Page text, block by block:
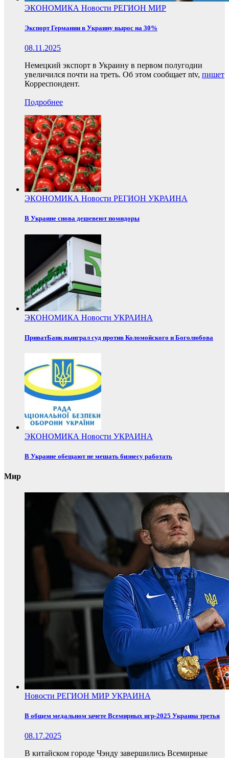
ЭКОНОМИКА Новости РЕГИОН МИР
Экспорт Германии в Украину вырос на 30%
08.11.2025
Немецкий экспорт в Украину в первом полугодии
увеличился почти на треть. Об этом сообщает ntv, пишет
Корреспондент.
Подробнее
ЭКОНОМИКА Новости РЕГИОН УКРАИНА
В Украине снова дешевеют помидоры
ЭКОНОМИКА Новости УКРАИНА
ПриватБанк выиграл суд против Коломойского и Боголюбова
ЭКОНОМИКА Новости УКРАИНА
В Украине обещают не мешать бизнесу работать
Мир
Новости РЕГИОН МИР УКРАИНА
В общем медальном зачете Всемирных игр-2025 Украина третья
08.17.2025
В китайском городе Чэнду завершились Всемирные